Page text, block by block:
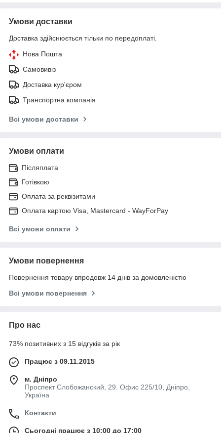
Умови доставки
Доставка здійснюється тільки по передоплаті.
Нова Пошта
Самовивіз
Доставка кур'єром
Транспортна компанія
Всі умови доставки
Умови оплати
Післяплата
Готівкою
Оплата за реквізитами
Оплата картою Visa, Mastercard - WayForPay
Всі умови оплати
Умови повернення
Повернення товару впродовж 14 днів за домовленістю
Всі умови повернення
Про нас
73% позитивних з 15 відгуків за рік
Працює з 09.11.2015
м. Дніпро
Проспект Слобожанский, 29. Офис 225/10, Дніпро,
Україна
Контакти
Сьогодні працює з 10:00 до 17:00